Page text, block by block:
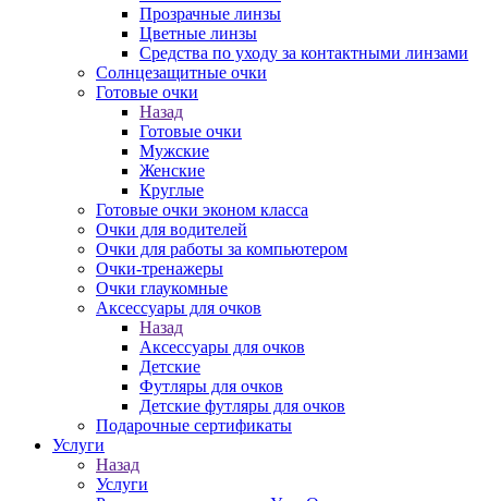
Прозрачные линзы
Цветные линзы
Средства по уходу за контактными линзами
Солнцезащитные очки
Готовые очки
Назад
Готовые очки
Мужские
Женские
Круглые
Готовые очки эконом класса
Очки для водителей
Очки для работы за компьютером
Очки-тренажеры
Очки глаукомные
Аксессуары для очков
Назад
Аксессуары для очков
Детские
Футляры для очков
Детские футляры для очков
Подарочные сертификаты
Услуги
Назад
Услуги